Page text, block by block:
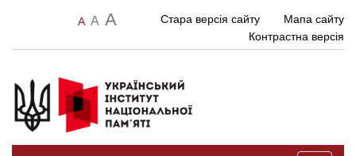
A A A Стара версія сайту
Мапа сайту
Контрастна версія